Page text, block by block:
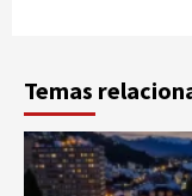
Temas